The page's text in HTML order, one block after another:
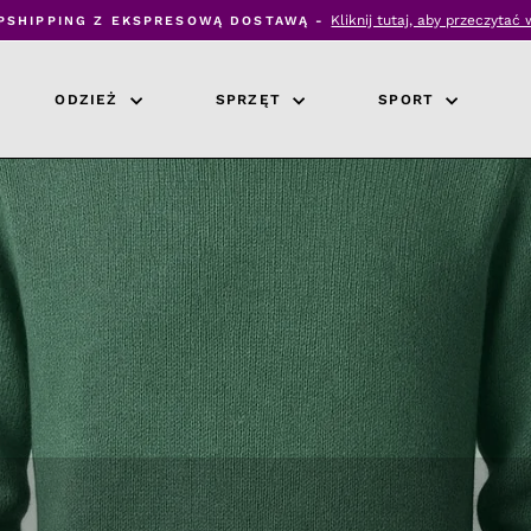
Wstrzymaj
Z EKSPRESOWĄ DOSTAWĄ - Kliknij tutaj, aby przeczytać
ODZIEŻ SPRZĘT SPORT